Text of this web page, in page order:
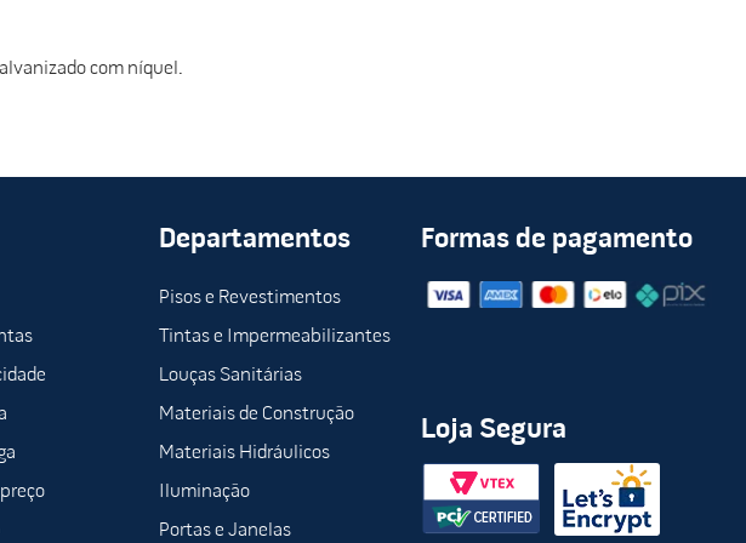
com níquel.
Departamentos
Pisos e Revestimentos
Tintas e Impermeabilizantes
Louças Sanitárias
Materiais de Construção
Materiais Hidráulicos
Iluminação
Portas e Janelas
Formas de pagamento
Loja Segura